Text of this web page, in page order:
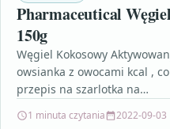
Pharmaceutical
150g
Węgiel Kokosowy
owsianka z owocami kcal ,
przepis na szarlotka na…
1 minuta czytania 2022-09-03